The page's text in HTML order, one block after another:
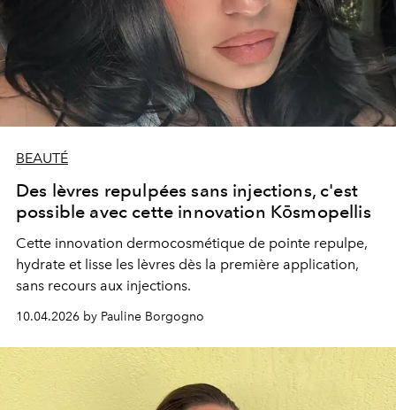
BEAUTÉ
Des lèvres repulpées sans injections, c'est
possible avec cette innovation Kōsmopellis
Cette innovation dermocosmétique de pointe repulpe,
hydrate et lisse les lèvres dès la première application,
sans recours aux injections.
10.04.2026 by Pauline Borgogno